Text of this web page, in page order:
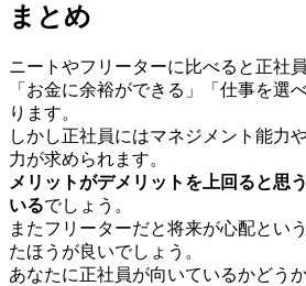
まとめ
ニートやフリーターに比べると正社
「お金に余裕ができる」「仕事を選
ります。
しかし正社員にはマネジメント能力
力が求められます。
メリットがデメリットを上回ると思
いるでしょう。
またフリーターだと将来が心配とい
たほうが良いでしょう。
あなたに正社員が向いているかどう